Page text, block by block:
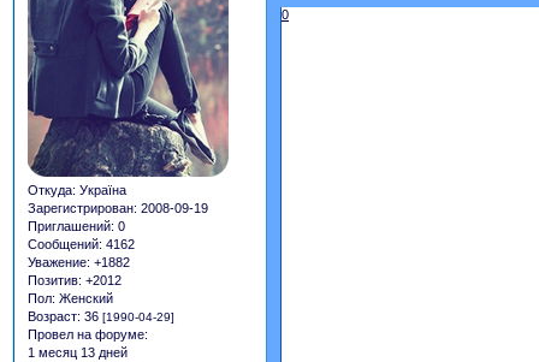
Откуда: Україна
Зарегистрирован: 2008-09-19
Приглашений: 0
Сообщений: 4162
Уважение: +1882
Позитив: +2012
Пол: Женский
Возраст: 36 [1990-04-29]
Провел на форуме:
1 месяц 13 дней
0